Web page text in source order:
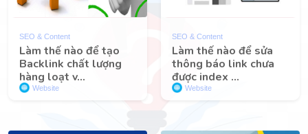
SEO & Content
Làm thế nào để tạo
Backlink chất lượng
hàng loạt v...
Website
SEO & Content
Làm thế nào để sửa
thông báo link chưa
được index ...
Website